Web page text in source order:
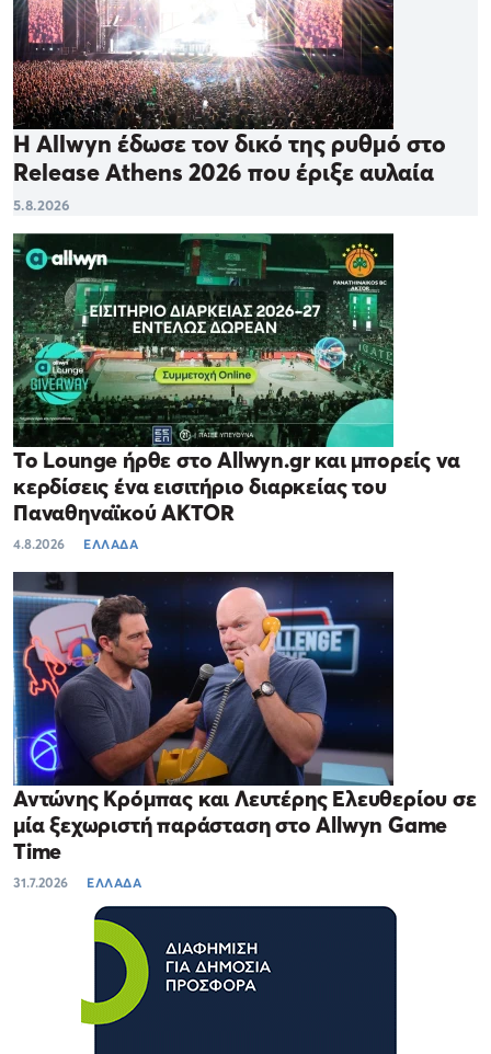
Η Allwyn έδωσε τον δικό της ρυθμό στο
Release Athens 2026 που έριξε αυλαία
5.8.2026
Το Lounge ήρθε στο Allwyn.gr και μπορείς να
κερδίσεις ένα εισιτήριο διαρκείας του
Παναθηναϊκού AKTOR
4.8.2026 ΕΛΛΑΔΑ
Αντώνης Κρόμπας και Λευτέρης Ελευθερίου σε
μία ξεχωριστή παράσταση στο Allwyn Game
Time
31.7.2026 ΕΛΛΑΔΑ